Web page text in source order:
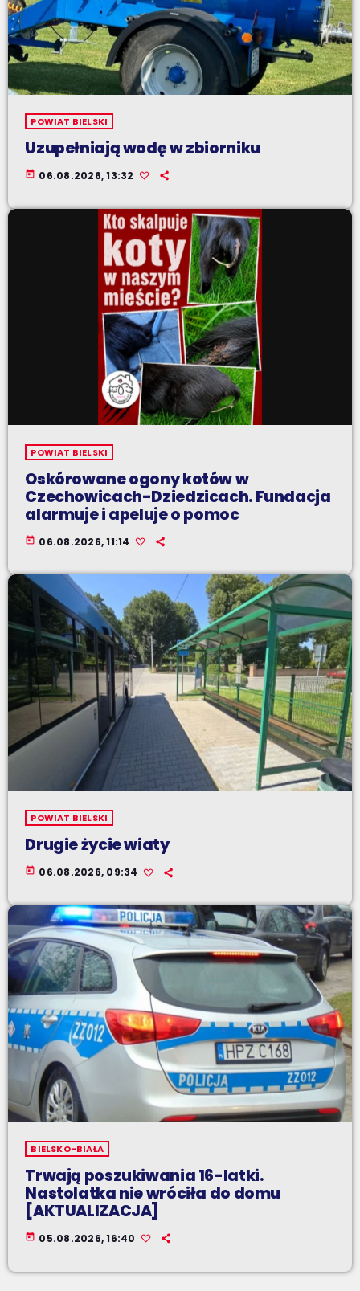
POWIAT BIELSKI
Uzupełniają wodę w zbiorniku
today 06.08.2026, 13:32
POWIAT BIELSKI
Oskórowane ogony kotów w
Czechowicach-Dziedzicach. Fundacja
alarmuje i apeluje o pomoc
today 06.08.2026, 11:14
POWIAT BIELSKI
Drugie życie wiaty
today 06.08.2026, 09:34
BIELSKO-BIAŁA
Trwają poszukiwania 16-latki.
Nastolatka nie wróciła do domu
[AKTUALIZACJA]
today 05.08.2026, 16:40